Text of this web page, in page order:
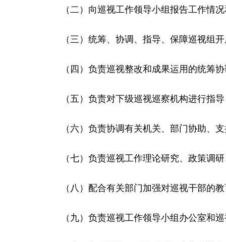
（二）向巡视工作领导小组报告工作情况
（三）统筹、协调、指导、保障巡视组开
（四）负责巡视整改和成果运用的统筹协
（五）负责对下级巡视巡察机构进行指导
（六）负责协调有关机关、部门协助、支
（七）负责巡视工作理论研究、政策调研
（八）配合有关部门加强对巡视干部的教
（九）负责巡视工作领导小组办公室和巡